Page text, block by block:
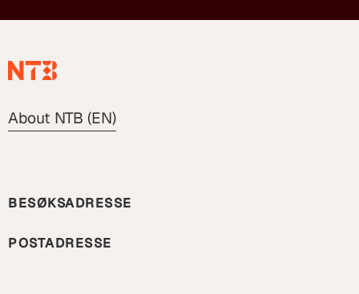
About NTB (EN)
BESØKSADRESSE
POSTADRESSE